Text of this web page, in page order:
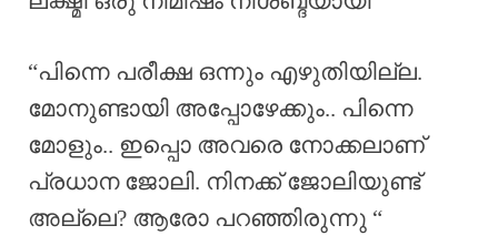
“പിന്നെ പരീക്ഷ ഒന്നും എഴുതിയില്ല.
മോനുണ്ടായി അപ്പോഴേക്കും.. പിന്നെ
മോളും.. ഇപ്പൊ അവരെ നോക്കലാണ്
പ്രധാന ജോലി. നിനക്ക് ജോലിയുണ്ട്
അല്ലെ? ആരോ പറഞ്ഞിരുന്നു “